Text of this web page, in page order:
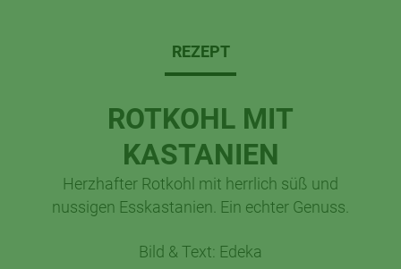
REZEPT
ROTKOHL MIT
KASTANIEN
Herzhafter Rotkohl mit herrlich süß und
nussigen Esskastanien. Ein echter Genuss.
Bild & Text: Edeka